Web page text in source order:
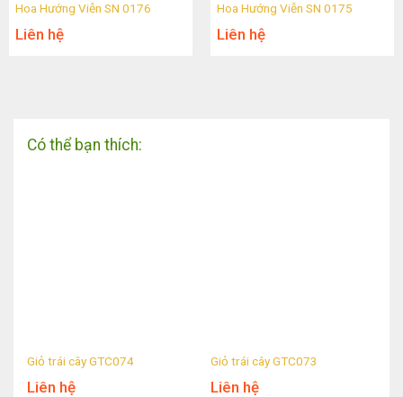
Hoa Hướng Viễn SN 0176
Liên hệ
Hoa Hướng Viễn SN 0175
Liên hệ
Có thể bạn thích:
Giỏ trái cây GTC074
Liên hệ
Giỏ trái cây GTC073
Liên hệ